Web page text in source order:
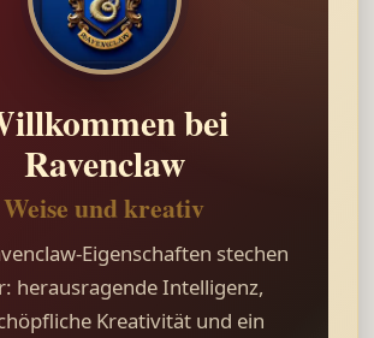
bei
Ravenclaw
Weise und kreativ
Eigenschaften stechen
herausragende Intelligenz,
Kreativität und ein